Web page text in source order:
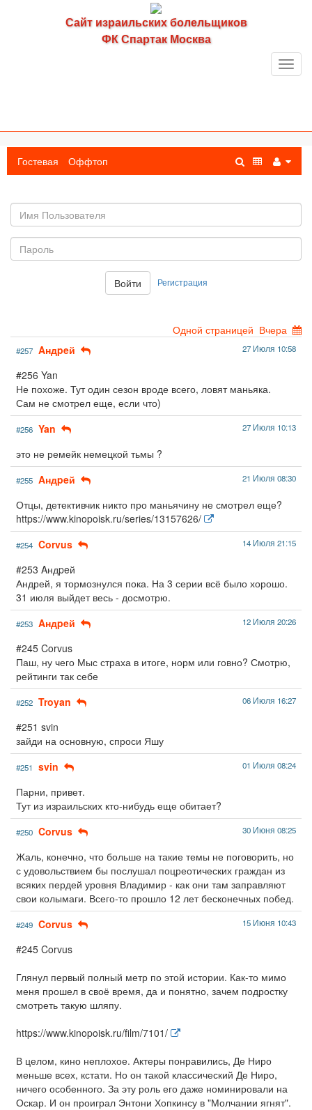
Сайт израильских болельщиков
ФК Спартак Москва
Гостевая Оффтоп
пользователя
Войти Регистрация
Одной страницей Вчера
#257 Aндpeй 27 Июля 10:58
#256 Yan
Не похоже. Тут один сезон вроде всего, ловят маньяка.
Сам не смотрел еще, если что)
#256 Yan 27 Июля 10:13
это не ремейк немецкой тьмы ?
#255 Aндpeй 21 Июля 08:30
Отцы, детективчик никто про маньячину не смотрел еще?
https://www.kinopoisk.ru/series/13157626/
#254 Corvus 14 Июля 21:15
#253 Aндpeй
Андрей, я тормознулся пока. На 3 серии всё было хорошо.
31 июля выйдет весь - досмотрю.
#253 Aндpeй 12 Июля 20:26
#245 Corvus
Паш, ну чего Мыс страха в итоге, норм или говно? Смотрю,
рейтинги так себе
#252 Troyan 06 Июля 16:27
#251 svin
зайди на основную, спроси Яшу
#251 svin 01 Июля 08:24
Парни, привет.
Тут из израильских кто-нибудь еще обитает?
#250 Corvus 30 Июня 08:25
Жаль, конечно, что больше на такие темы не поговорить, но
с удовольствием бы послушал поцреотических граждан из
всяких пердей уровня Владимир - как они там заправляют
свои колымаги. Всего-то прошло 12 лет бесконечных побед.
#249 Corvus 15 Июня 10:43
#245 Corvus
Глянул первый полный метр по этой истории. Как-то мимо
меня прошел в своё время, да и понятно, зачем подростку
смотреть такую шляпу.
https://www.kinopoisk.ru/film/7101/
В целом, кино неплохое. Актеры понравились, Де Ниро
меньше всех, кстати. Но он такой классический Де Ниро,
ничего особенного. За эту роль его даже номинировали на
Оскар. И он проиграл Энтони Хопкинсу в "Молчании ягнят".